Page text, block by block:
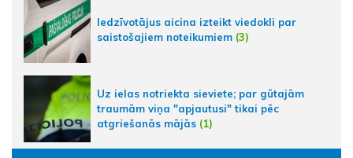
Iedzīvotājus aicina izteikt viedokli par
saistošajiem noteikumiem (3)
Uz ielas notriekta sieviete; par gūtajām
traumām viņa "apjautusi" tikai pēc
atgriešanās mājās (1)